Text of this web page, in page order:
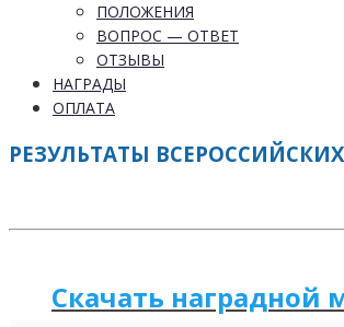
ПОЛОЖЕНИЯ
ВОПРОС — ОТВЕТ
ОТЗЫВЫ
НАГРАДЫ
ОПЛАТА
РЕЗУЛЬТАТЫ
Скачать наградной